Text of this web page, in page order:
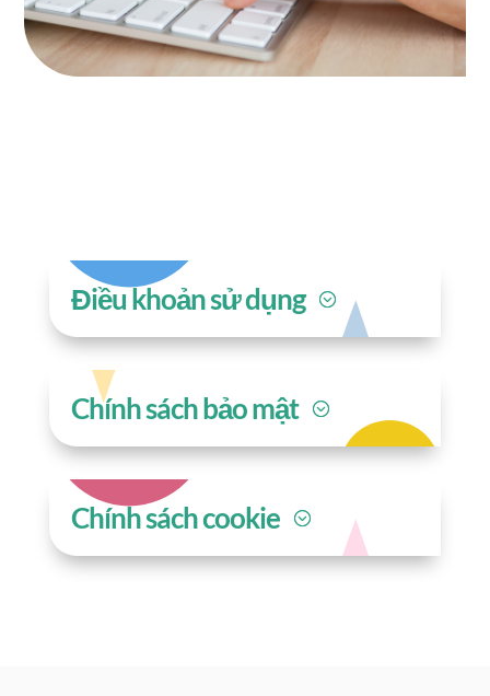
Điều khoản sử dụng
Chính sách bảo mật
Chính sách cookie